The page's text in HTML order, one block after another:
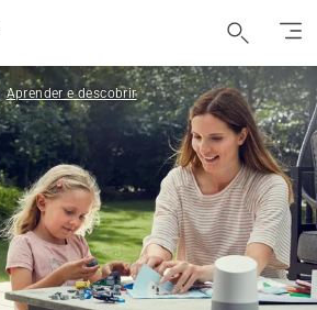
Aprender e descobrir